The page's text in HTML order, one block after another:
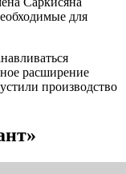
для
расширение
производство